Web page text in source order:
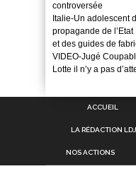
controversée
Italie-Un adolescent
propagande de
et des guides de
VIDEO-Jugé
Lotte il n’y a pas
ACCUEIL
LA RÉDACTION LDJ
NOS ACTIONS